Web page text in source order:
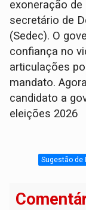
exoneração
secretário de
(Sedec). O
confiança no
articulações
mandato.
candidato a
eleições 2026
Sugestão de